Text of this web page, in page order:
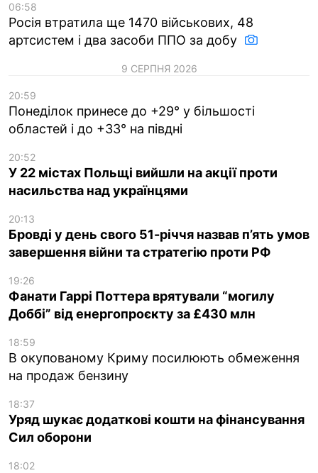
06:58
Росія втратила ще 1470 військових, 48
артсистем і два засоби ППО за добу
9 СЕРПНЯ 2026
20:59
Понеділок принесе до +29° у більшості
областей і до +33° на півдні
20:52
У 22 містах Польщі вийшли на акції проти
насильства над українцями
20:13
Бровді у день свого 51-річчя назвав п’ять умов
завершення війни та стратегію проти РФ
19:26
Фанати Гаррі Поттера врятували “могилу
Доббі” від енергопроєкту за £430 млн
18:59
В окупованому Криму посилюють обмеження
на продаж бензину
18:37
Уряд шукає додаткові кошти на фінансування
Сил оборони
18:02